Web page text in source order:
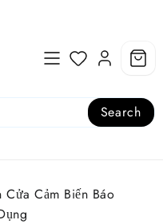
Search
Cảm Biến Báo